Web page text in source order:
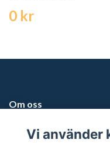
0 kr
Om oss
Kundtjänst
Vi använder